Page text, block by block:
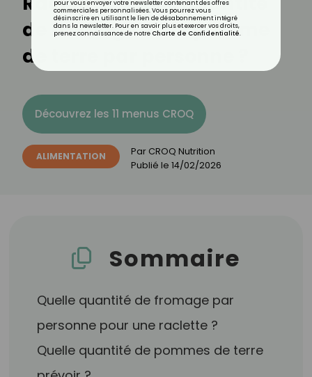
de fromage et de pomme
de terre par personne ?
Découvrez les 11 menus CROQ
ALIMENTATION Par CROQ Nutrition
Publié le 14/02/2026
Sommaire
Quelle quantité de fromage par
personne pour une raclette ?
Quelle quantité de pommes de terre
pour vous envoyer votre newsletter contenant des offres
commerciales personnalisées. Vous pourrez vous
désinscrire en utilisant le lien de désabonnement intégré
dans la newsletter. Pour en savoir plus et exercer vos droits,
prenez connaissance de notre Charte de Confidentialité.